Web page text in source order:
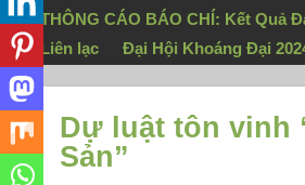
THÔNG CÁO BÁO CHÍ: Kết Quả
Liên lạc
Đại Hội Khoáng Đại
Dự luật tôn vinh
Sản”